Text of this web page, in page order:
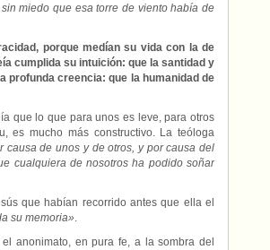
miedo que esa torre de viento había de
porque medían su vida con la de
cumplida su intuición: que la santidad y
profunda creencia: que la humanidad de
que lo que para unos es leve, para otros
es mucho más constructivo. La teóloga
causa de unos y de otros, y por causa del
cualquiera de nosotros ha podido soñar
que habían recorrido antes que ella el
su memoria».
anonimato, en pura fe, a la sombra del